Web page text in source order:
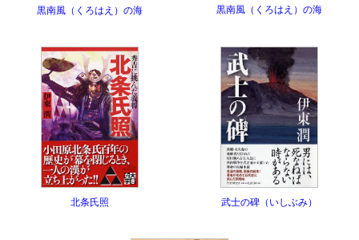
黒南風（くろはえ）の海 黒南風（くろはえ）の海
北条氏照 武士の碑（いしぶみ）